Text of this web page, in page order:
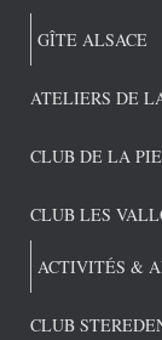
GÎTE ALSACE
ATELIERS DE
CLUB DE LA
CLUB LES
ACTIVITÉS &
CLUB